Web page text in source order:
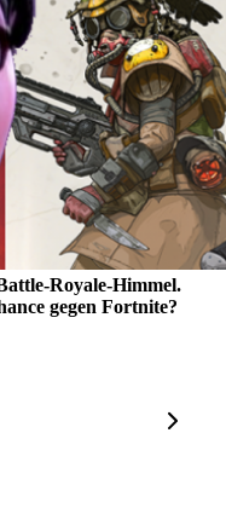
Royale-Himmel.
gegen Fortnite?